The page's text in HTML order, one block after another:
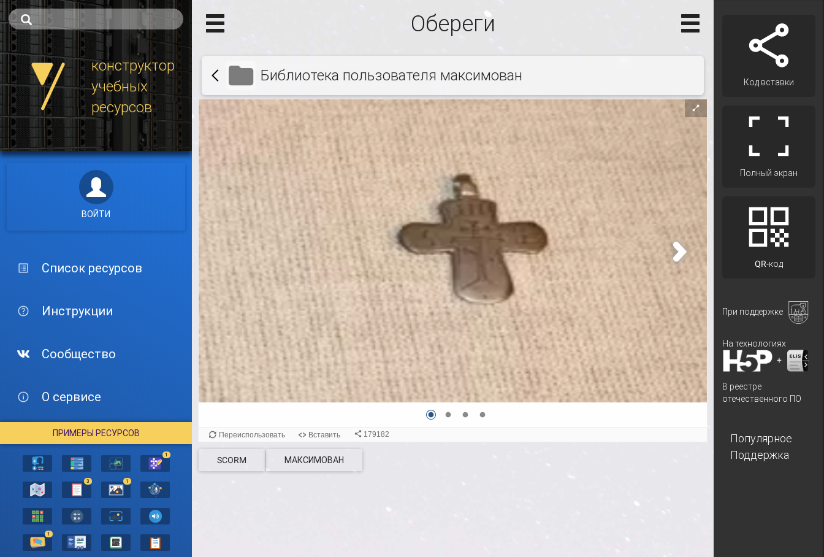
конструктор
учебных
ресурсов
ВОЙТИ
Список ресурсов
Инструкции
Сообщество
О сервисе
ПРИМЕРЫ РЕСУРСОВ
1
3 1
1
Обереги
Библиотека пользователя максимован
SCORM МАКСИМОВАН
Код вставки
Полный экран
QR-код
При поддержке
На технологиях
+
В реестре
отечественного ПО
Популярное
Поддержка